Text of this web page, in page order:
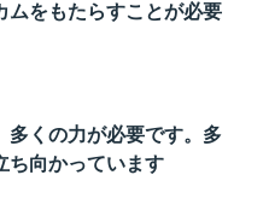
ムをもたらすことが必要
多くの力が必要です。多
ち向かっています